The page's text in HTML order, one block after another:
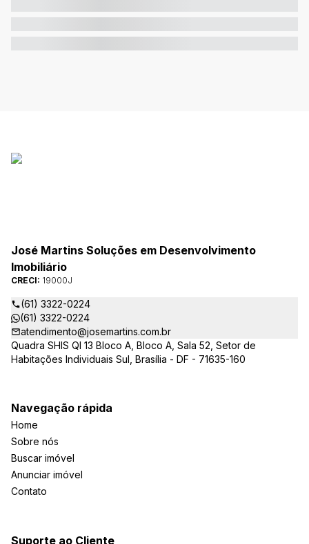
José Martins Soluções em Desenvolvimento
Imobiliário
CRECI: 19000J
(61) 3322-0224
(61) 3322-0224
atendimento@josemartins.com.br
Quadra SHIS QI 13 Bloco A, Bloco A, Sala 52, Setor de
Habitações Individuais Sul, Brasília - DF - 71635-160
Navegação rápida
Home
Sobre nós
Buscar imóvel
Anunciar imóvel
Contato
Suporte ao Cliente